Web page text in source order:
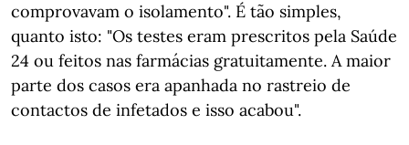
comprovavam o isolamento". É tão simples,
quanto isto: "Os testes eram prescritos pela Saúde
24 ou feitos nas farmácias gratuitamente. A maior
parte dos casos era apanhada no rastreio de
contactos de infetados e isso acabou".